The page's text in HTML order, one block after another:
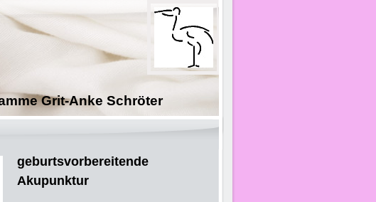
Schröter
geburtsvorbereitende
Akupunktur